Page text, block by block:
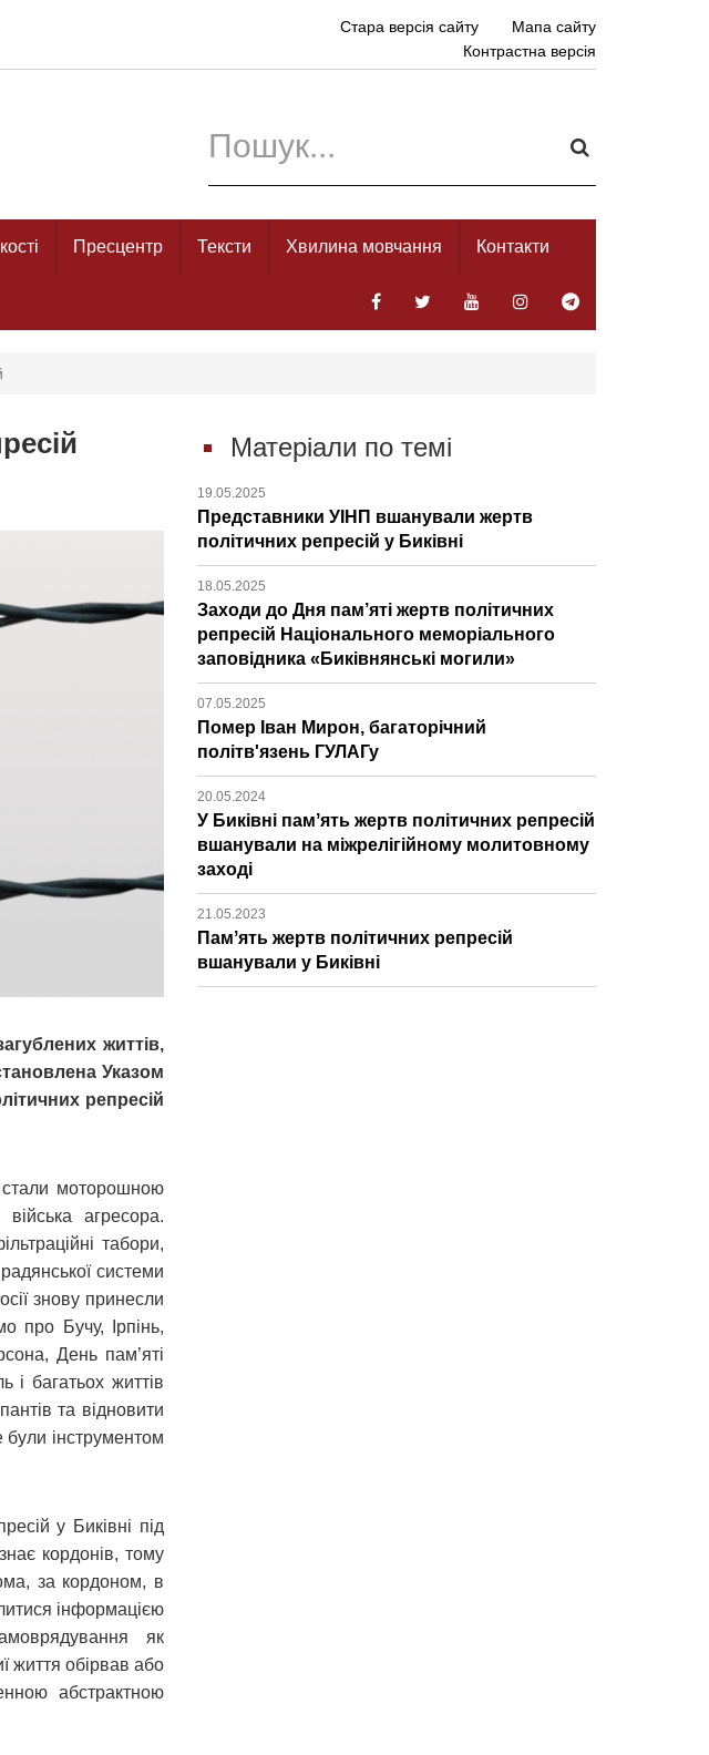
Стара версія сайту
Мапа сайту
Контрастна версія
Пресцентр Тексти Хвилина мовчання Контакти
життів,
Указом
репресій
стали моторошною
агресора.
табори,
системи
знову принесли
про Бучу, Ірпінь,
День пам’яті
і багатьох життів
та відновити
були інструментом
у Биківні під
кордонів, тому
за кордоном, в
інформацією
як
життя обірвав або
абстрактною
Матеріали по темі
19.05.2025
Представники УІНП вшанували жертв
політичних репресій у Биківні
18.05.2025
Заходи до Дня пам’яті жертв політичних
репресій Національного меморіального
заповідника «Биківнянські могили»
07.05.2025
Помер Іван Мирон, багаторічний
політв'язень ГУЛАГу
20.05.2024
У Биківні памʼять жертв політичних репресій
вшанували на міжрелігійному молитовному
заході
21.05.2023
Памʼять жертв політичних репресій
вшанували у Биківні